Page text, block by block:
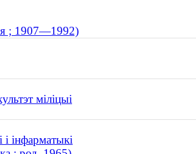
; 1907—1992)
міліцыі
інфарматыкі